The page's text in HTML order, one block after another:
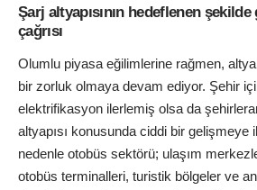
Şarj altyapısının hedeflenen
çağrısı
Olumlu piyasa eğilimlerine rağmen,
bir zorluk olmaya devam ediyor. Şehir
elektrifikasyon ilerlemiş olsa da
altyapısı konusunda ciddi bir gelişmeye
nedenle otobüs sektörü; ulaşım
otobüs terminalleri, turistik bölgeler ve